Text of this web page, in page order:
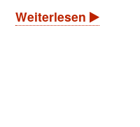
Weiterlesen